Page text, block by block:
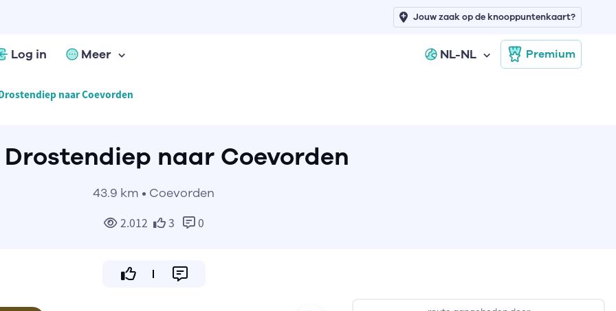
Log in Meer NL-NL Premium
Jouw zaak op de knooppuntenkaart?
naar Coevorden
naar Coevorden
43.9 km • Coevorden
2.012 3 0